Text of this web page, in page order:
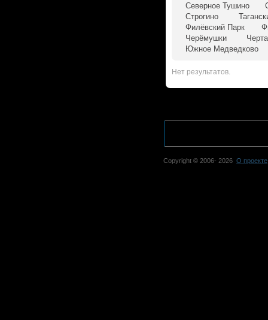
Северное Тушино
Строгино
Филёвский Парк
Черёмушки
Южное Медведково
Нет результатов.
Copyright © 2006- 2026 О проекте